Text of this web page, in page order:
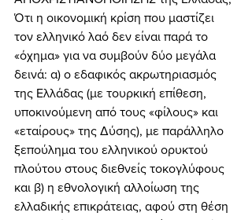
Ότι η οικονομική κρίση που μαστίζει
τον ελληνικό λαό δεν είναι παρά το
«όχημα» για να συμβούν δύο μεγάλα
δεινά: α) ο εδαφικός ακρωτηριασμός
της Ελλάδας (με τουρκική επίθεση,
υποκινούμενη από τους «φίλους» και
«εταίρους» της Δύσης), με παράλληλο
ξεπούλημα του ελληνικού ορυκτού
πλούτου στους διεθνείς τοκογλύφους
και β) η εθνολογική αλλοίωση της
ελλαδικής επικράτειας, αφού στη θέση